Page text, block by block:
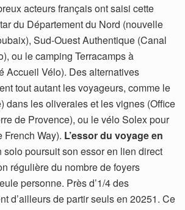
acteurs français ont saisi cette
du Département du Nord (nouvelle
Sud-Ouest Authentique (Canal
ou le camping Terracamps à
Accueil Vélo). Des alternatives
tout autant les voyageurs, comme le
dans les oliveraies et les vignes (Office
de Provence), ou le vélo Solex pour
Way). L’essor du voyage en
solo poursuit son essor en lien direct
régulière du nombre de foyers
personne. Près d’1/4 des
d’ailleurs de partir seuls en 20251. Ce